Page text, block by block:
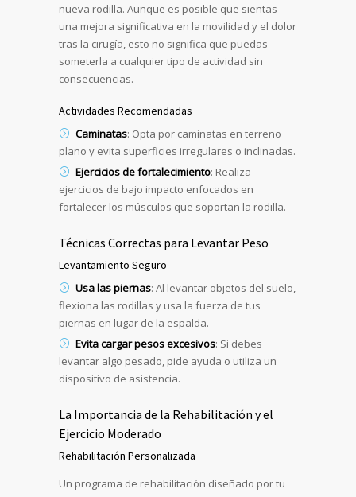
nueva rodilla. Aunque es posible que sientas
una mejora significativa en la movilidad y el dolor
tras la cirugía, esto no significa que puedas
someterla a cualquier tipo de actividad sin
consecuencias.
Actividades Recomendadas
Caminatas: Opta por caminatas en terreno
plano y evita superficies irregulares o inclinadas.
Ejercicios de fortalecimiento: Realiza
ejercicios de bajo impacto enfocados en
fortalecer los músculos que soportan la rodilla.
Técnicas Correctas para Levantar Peso
Levantamiento Seguro
Usa las piernas: Al levantar objetos del suelo,
flexiona las rodillas y usa la fuerza de tus
piernas en lugar de la espalda.
Evita cargar pesos excesivos: Si debes
levantar algo pesado, pide ayuda o utiliza un
dispositivo de asistencia.
La Importancia de la Rehabilitación y el
Ejercicio Moderado
Rehabilitación Personalizada
Un programa de rehabilitación diseñado por tu